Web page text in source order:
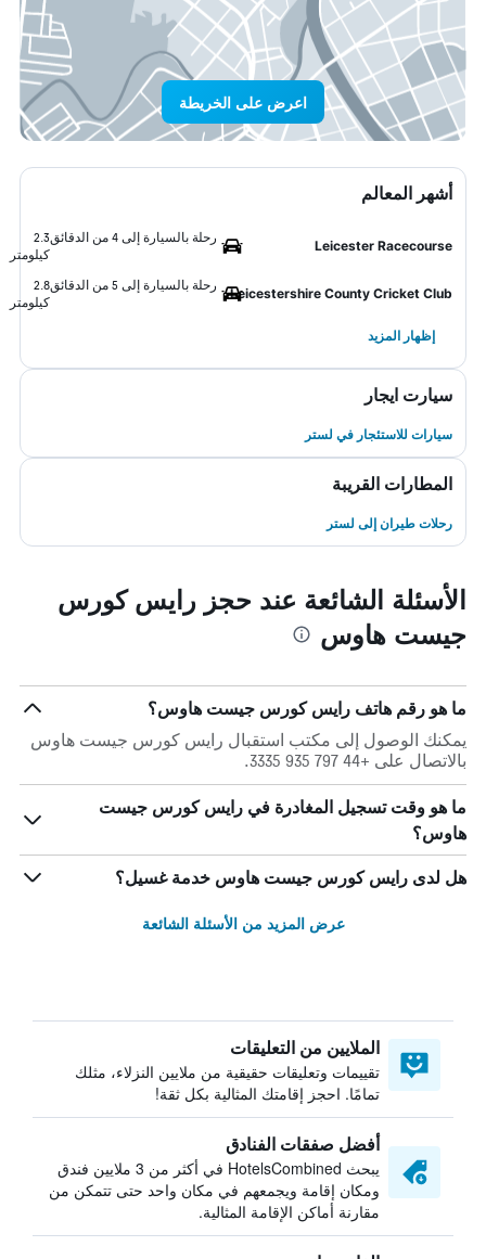
اعرض على الخريطة
أشهر المعالم
Leicester Racecourse
رحلة بالسيارة إلى 4 من الدقائق
2.3
كيلومتر
Leicestershire County Cricket Club
رحلة بالسيارة إلى 5 من الدقائق
2.8
كيلومتر
إظهار المزيد
سيارت ايجار
سيارات للاستئجار في لستر
المطارات القريبة
رحلات طيران إلى لستر
الأسئلة الشائعة عند حجز رايس كورس
جيست هاوس
ما هو رقم هاتف رايس كورس جيست هاوس؟
يمكنك الوصول إلى مكتب استقبال رايس كورس جيست هاوس
بالاتصال على +44 797 935 3335.
ما هو وقت تسجيل المغادرة في رايس كورس جيست
هاوس؟
هل لدى رايس كورس جيست هاوس خدمة غسيل؟
عرض المزيد من الأسئلة الشائعة
الملايين من التعليقات
تقييمات وتعليقات حقيقية من ملايين النزلاء، مثلك
تمامًا. احجز إقامتك المثالية بكل ثقة!
أفضل صفقات الفنادق
يبحث HotelsCombined في أكثر من 3 ملايين فندق
ومكان إقامة ويجمعهم في مكان واحد حتى تتمكن من
مقارنة أماكن الإقامة المثالية.